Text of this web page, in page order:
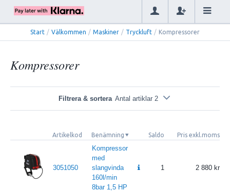
Start / Välkommen / Maskiner / Tryckluft / Kompressorer
Kompressorer
Filtrera & sortera Antal artiklar 2
Artikelkod Benämning Saldo Pris exkl.moms
3051050
Kompressor
med
slangvinda
160l/min
8bar 1,5 HP
1 2 880